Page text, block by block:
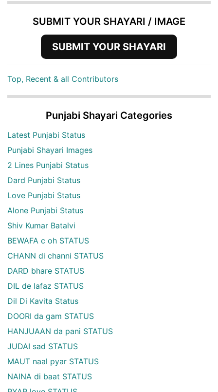
SUBMIT YOUR SHAYARI / IMAGE
SUBMIT YOUR SHAYARI
Top, Recent & all Contributors
Punjabi Shayari Categories
Latest Punjabi Status
Punjabi Shayari Images
2 Lines Punjabi Status
Dard Punjabi Status
Love Punjabi Status
Alone Punjabi Status
Shiv Kumar Batalvi
BEWAFA c oh STATUS
CHANN di channi STATUS
DARD bhare STATUS
DIL de lafaz STATUS
Dil Di Kavita Status
DOORI da gam STATUS
HANJUAAN da pani STATUS
JUDAI sad STATUS
MAUT naal pyar STATUS
NAINA di baat STATUS